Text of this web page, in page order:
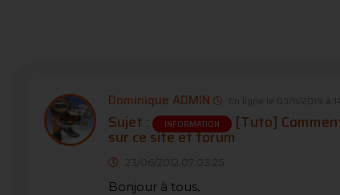
Dominique ADMIN En ligne le 03/11/2019 à
Sujet : INFORMATION [Tuto]
sur ce site et forum
23/06/2012 07:03:25
Bonjour à tous,